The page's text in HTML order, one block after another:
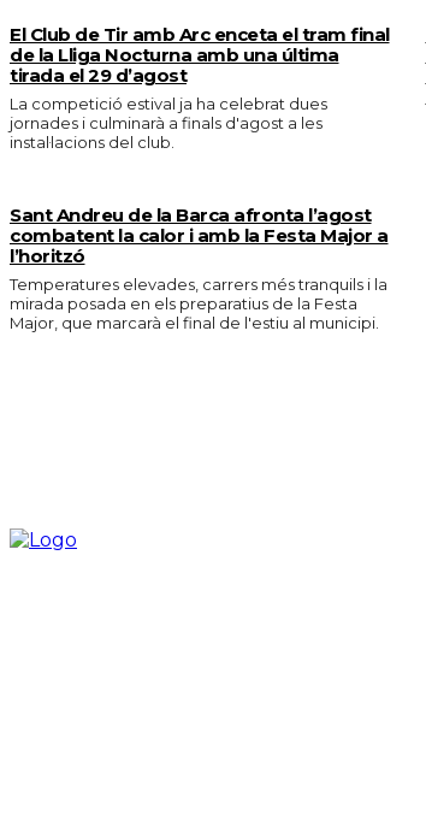
El Club de Tir amb Arc enceta el tram final
de la Lliga Nocturna amb una última
tirada el 29 d’agost
La competició estival ja ha celebrat dues
jornades i culminarà a finals d'agost a les
instal·lacions del club.
Sant Andreu de la Barca afronta l’agost
combatent la calor i amb la Festa Major a
l’horitzó
Temperatures elevades, carrers més tranquils i la
mirada posada en els preparatius de la Festa
Major, que marcarà el final de l'estiu al municipi.